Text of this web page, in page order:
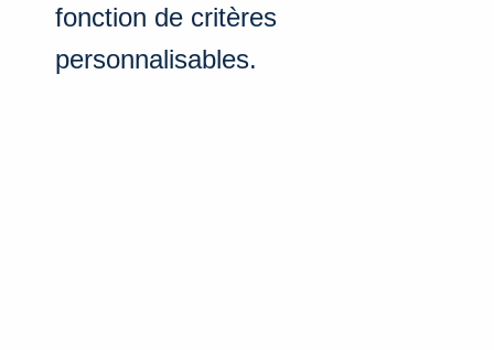
fonction de critères
personnalisables.